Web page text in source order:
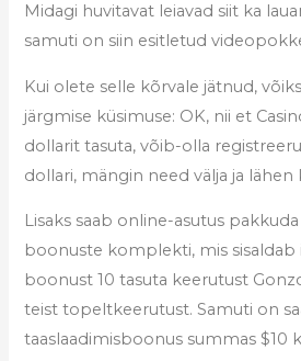
Midagi huvitavat leiavad siit ka
samuti on siin esitletud
Kui olete selle kõrvale jätnud,
järgmise küsimuse: OK, nii et
dollarit tasuta, võib-olla
dollari, mängin need välja ja lähen
Lisaks saab online-asutus
boonuste komplekti, mis sisaldab
boonust 10 tasuta keerutust
teist topeltkeerutust. Samuti on
taaslaadimisboonus summas $10